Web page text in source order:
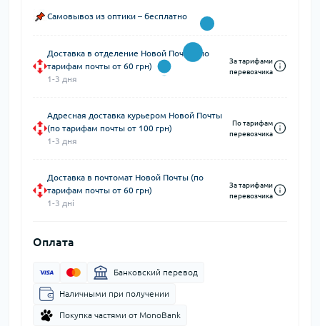
Самовывоз из оптики – бесплатно
Доставка в отделение Новой Почты (по
тарифам почты от 60 грн)
1-3 дня
За тарифами
перевозчика
Адресная доставка курьером Новой Почты
(по тарифам почты от 100 грн)
1-3 дня
По тарифам
перевозчика
Доставка в почтомат Новой Почты (по
тарифам почты от 60 грн)
1-3 дні
За тарифами
перевозчика
Оплата
Банковский перевод
Наличными при получении
Покупка частями от MonoBank